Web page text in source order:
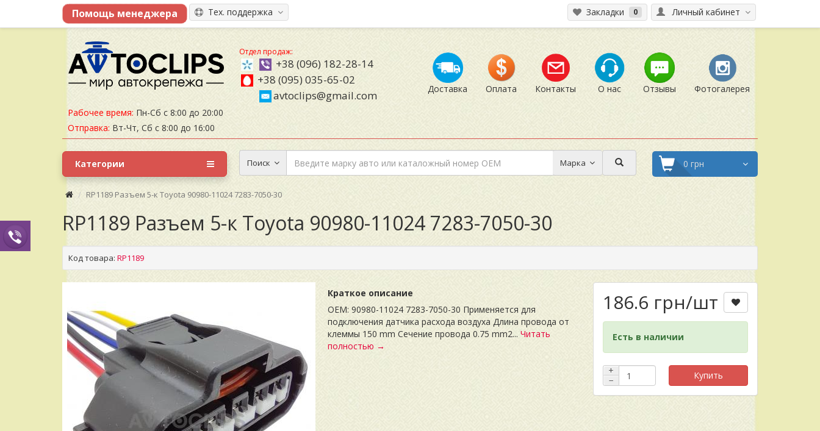
Личный кабинет
Тех. поддержка Закладки 0
Рабочее время: Пн-Сб с 8:00 до 20:00
Отправка: Вт-Чт, Сб с 8:00 до 16:00
Отдел продаж:
+38 (096) 182-28-14
+38 (095) 035-65-02
avtoclips@gmail.com
Доставка Оплата Контакты О нас Отзывы Фотогалерея
Поиск Марка 0 грн
Категории
RP1189 Разъем 5-к Toyota 90980-11024 7283-7050-30
RP1189 Разъем 5-к Toyota 90980-11024 7283-7050-30
Код товара: RP1189
Краткое описание
OEM: 90980-11024 7283-7050-30 Применяется для
подключения датчика расхода воздуха Длина провода от
клеммы 150 mm Сечение провода 0.75 mm2... Читать
полностью →
186.6 грн/шт
Есть в наличии
+
−
Купить